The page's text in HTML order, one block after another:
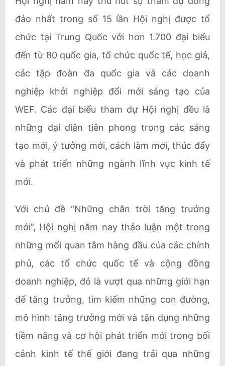
đảo nhất trong số 15 lần Hội nghị được tổ
chức tại Trung Quốc với hơn 1.700 đại biểu
đến từ 80 quốc gia, tổ chức quốc tế, học giả,
các tập đoàn đa quốc gia và các doanh
nghiệp khởi nghiệp đổi mới sáng tạo của
WEF. Các đại biểu tham dự Hội nghị đều là
những đại diện tiên phong trong các sáng
tạo mới, ý tưởng mới, cách làm mới, thúc đẩy
và phát triển những ngành lĩnh vực kinh tế
mới.
Với chủ đề “Những chân trời tăng trưởng
mới”, Hội nghị năm nay thảo luận một trong
những mối quan tâm hàng đầu của các chính
phủ, các tổ chức quốc tế và cộng đồng
doanh nghiệp, đó là vượt qua những giới hạn
để tăng trưởng, tìm kiếm những con đường,
mô hình tăng trưởng mới và tận dụng những
tiềm năng và cơ hội phát triển mới trong bối
cảnh kinh tế thế giới đang trải qua những